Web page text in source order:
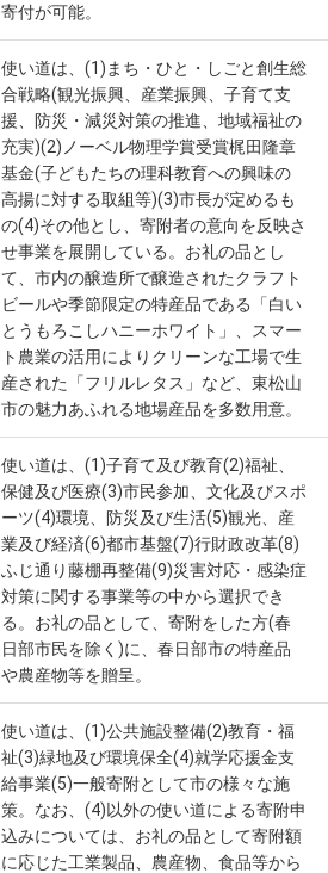
寄付が可能。
使い道は、(1)まち・ひと・しごと創生総
合戦略(観光振興、産業振興、子育て支
援、防災・減災対策の推進、地域福祉の
充実)(2)ノーベル物理学賞受賞梶田隆章
基金(子どもたちの理科教育への興味の
高揚に対する取組等)(3)市長が定めるも
の(4)その他とし、寄附者の意向を反映さ
せ事業を展開している。お礼の品とし
て、市内の醸造所で醸造されたクラフト
ビールや季節限定の特産品である「白い
とうもろこしハニーホワイト」、スマー
ト農業の活用によりクリーンな工場で生
産された「フリルレタス」など、東松山
市の魅力あふれる地場産品を多数用意。
使い道は、(1)子育て及び教育(2)福祉、
保健及び医療(3)市民参加、文化及びスポ
ーツ(4)環境、防災及び生活(5)観光、産
業及び経済(6)都市基盤(7)行財政改革(8)
ふじ通り藤棚再整備(9)災害対応・感染症
対策に関する事業等の中から選択でき
る。お礼の品として、寄附をした方(春
日部市民を除く)に、春日部市の特産品
や農産物等を贈呈。
使い道は、(1)公共施設整備(2)教育・福
祉(3)緑地及び環境保全(4)就学応援金支
給事業(5)一般寄附として市の様々な施
策。なお、(4)以外の使い道による寄附申
込みについては、お礼の品として寄附額
に応じた工業製品、農産物、食品等から